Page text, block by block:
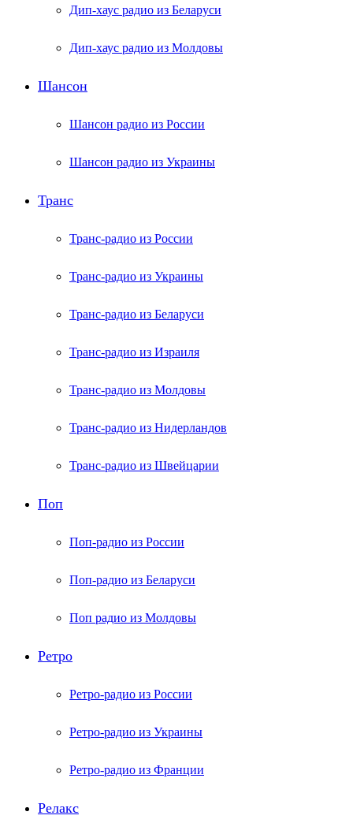
Дип-хаус радио из Беларуси
Дип-хаус радио из Молдовы
Шансон
Шансон радио из России
Шансон радио из Украины
Транс
Транс-радио из России
Транс-радио из Украины
Транс-радио из Беларуси
Транс-радио из Израиля
Транс-радио из Молдовы
Транс-радио из Нидерландов
Транс-радио из Швейцарии
Поп
Поп-радио из России
Поп-радио из Беларуси
Поп радио из Молдовы
Ретро
Ретро-радио из России
Ретро-радио из Украины
Ретро-радио из Франции
Релакс